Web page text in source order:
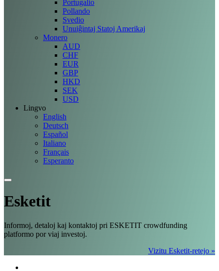
Portugalio
Pollando
Svedio
Unuiĝintaj Statoj Amerikaj
Monero
AUD
CHF
EUR
GBP
HKD
SEK
USD
Lingvo
English
Deutsch
Español
Italiano
Français
Esperanto
Esketit
Informoj, detaloj kaj kontaktoj pri ESKETIT crowdfunding
platformo por viaj investoj.
Vizitu Esketit-retejo »